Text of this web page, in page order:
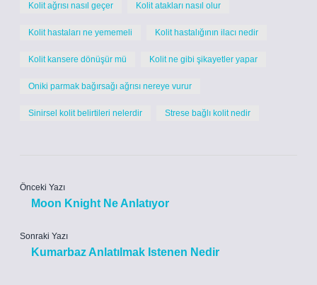
Kolit ağrısı nasıl geçer Kolit atakları nasıl olur
Kolit hastaları ne yememeli Kolit hastalığının ilacı nedir
Kolit kansere dönüşür mü Kolit ne gibi şikayetler yapar
Oniki parmak bağırsağı ağrısı nereye vurur
Sinirsel kolit belirtileri nelerdir Strese bağlı kolit nedir
Önceki Yazı
Moon Knight Ne Anlatıyor
Sonraki Yazı
Kumarbaz Anlatılmak Istenen Nedir